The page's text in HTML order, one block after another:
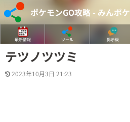
ポケモンGO攻略 - みんポケ
最新情報 ツール 掲示板
テツノツツミ
2023年10月3日 21:23